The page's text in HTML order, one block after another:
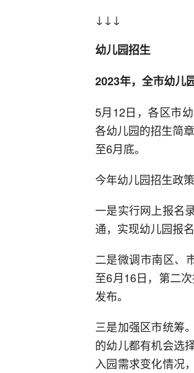
↓↓↓
幼儿园招生
2023年，全市幼儿
5月12日，各区市
各幼儿园的招生简
至6月底。
今年幼儿园招生政
一是实行网上报名
通，实现幼儿园报名
二是微调市南区、
至6月16日，第二
发布。
三是加强区市统筹
的幼儿都有机会选
入园需求变化情况